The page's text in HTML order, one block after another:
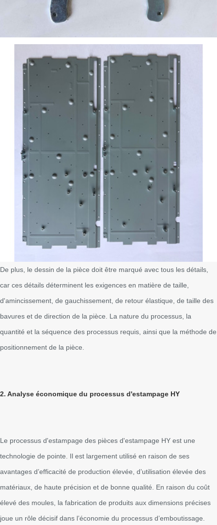
De plus, le dessin de la pièce doit être marqué avec tous les détails,
car ces détails déterminent les exigences en matière de taille,
d'amincissement, de gauchissement, de retour élastique, de taille des
bavures et de direction de la pièce. La nature du processus, la
quantité et la séquence des processus requis, ainsi que la méthode de
positionnement de la pièce.
2. Analyse économique du processus d'estampage HY
Le processus d'estampage des pièces d'estampage HY est une
technologie de pointe. Il est largement utilisé en raison de ses
avantages d’efficacité de production élevée, d’utilisation élevée des
matériaux, de haute précision et de bonne qualité. En raison du coût
élevé des moules, la fabrication de produits aux dimensions précises
joue un rôle décisif dans l’économie du processus d’emboutissage.